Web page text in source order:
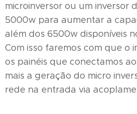
microinversor ou um inversor
5000w para aumentar a
além dos 6500w disponíveis
Com isso faremos com que o
os painéis que conectamos
mais a geração do micro
rede na entrada via